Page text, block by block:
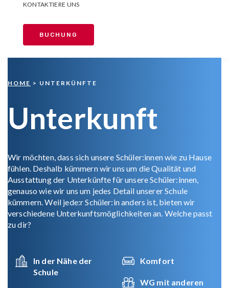
KONTAKTIERE UNS
BUCHUNG
HOME > UNTERKÜNFTE
Unterkunft
Wir möchten, dass sich unsere Schüler:innen wie zu Hause
fühlen. Deshalb kümmern wir uns um die Qualität und
Ausstattung der Unterkünfte für unsere Schüler:innen,
genauso wie wir uns um jedes Detail unserer Schule
kümmern. Weil jede:r Schüler:in anders ist, bieten wir
verschiedene Unterkunftsmöglichkeiten an. Welche passt
zu dir?
In der Nähe der
Schule
Komfort
WG mit anderen